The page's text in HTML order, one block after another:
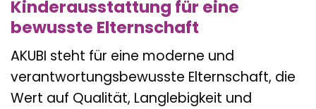
Kinderausstattung für eine
bewusste Elternschaft
AKUBI steht für eine moderne und
verantwortungsbewusste Elternschaft, die
Wert auf Qualität, Langlebigkeit und